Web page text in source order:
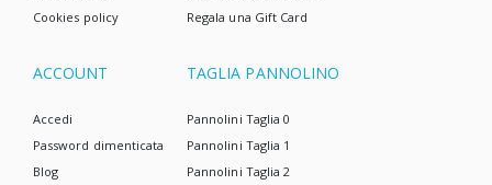
Cookies policy
Regala una Gift Card
ACCOUNT
Accedi
Password dimenticata
Blog
TAGLIA PANNOLINO
Pannolini Taglia 0
Pannolini Taglia 1
Pannolini Taglia 2